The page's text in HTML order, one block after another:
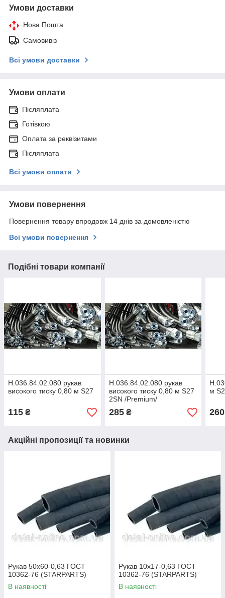
Умови доставки
Нова Пошта
Самовивіз
Всі умови доставки
Умови оплати
Післяплата
Готівкою
Оплата за реквізитами
Післяплата
Всі умови оплати
Умови повернення
Повернення товару впродовж 14 днів за домовленістю
Всі умови повернення
Подібні товари компанії
Н.036.84.02.080 рукав
високого тиску 0,80 м S27
115 ₴
Н.036.84.02.080 рукав
високого тиску 0,80 м S27
2SN /Premium/
285₴
м
260
Акційні пропозиції та новинки
Рукав 50х60-0,63 ГОСТ
10362-76 (STARPARTS)
В наявності
Рукав 10х17-0,63 ГОСТ
10362-76 (STARPARTS)
В наявності